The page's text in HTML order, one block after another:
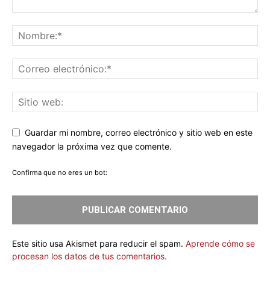
Guardar mi nombre, correo electrónico y sitio web en este
navegador la próxima vez que comente.
Confirma que no eres un bot:
Este sitio usa Akismet para reducir el spam. Aprende cómo se
procesan los datos de tus comentarios.